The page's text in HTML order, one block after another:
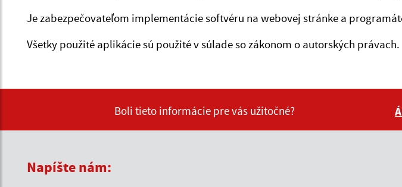
Je zabezpečovateľom implementácie softvéru na webovej stránke a
Všetky použité aplikácie sú použité v súlade so zákonom o autorských právach.
Boli tieto informácie pre vás užitočné?
Napíšte nám: